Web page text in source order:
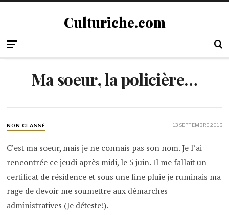
Culturiche.com
Ma soeur, la policière…
NON CLASSÉ 13 SEPTEMBRE 2016
C’est ma soeur, mais je ne connais pas son nom. Je l’ai
rencontrée ce jeudi après midi, le 5 juin. Il me fallait un
certificat de résidence et sous une fine pluie je ruminais ma
rage de devoir me soumettre aux démarches
administratives (Je déteste!).